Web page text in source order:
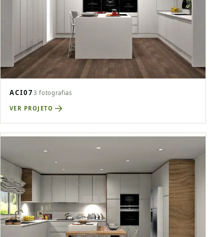
ACI07 3 fotografias
VER PROJETO